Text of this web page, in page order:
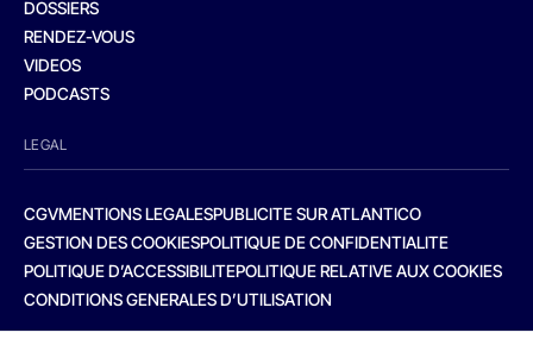
DOSSIERS
RENDEZ-VOUS
VIDEOS
PODCASTS
LEGAL
CGVMENTIONS LEGALESPUBLICITE SUR ATLANTICO
GESTION DES COOKIESPOLITIQUE DE CONFIDENTIALITE
POLITIQUE D’ACCESSIBILITEPOLITIQUE RELATIVE AUX COOKIES
CONDITIONS GENERALES D’UTILISATION